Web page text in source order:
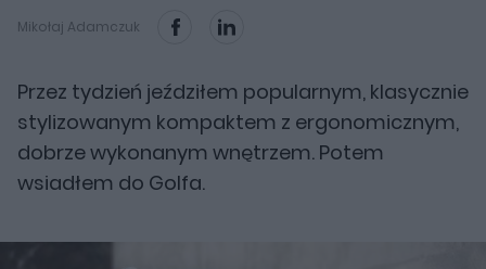
Mikołaj Adamczuk
Przez tydzień jeździłem popularnym, klasycznie
stylizowanym kompaktem z ergonomicznym,
dobrze wykonanym wnętrzem. Potem
wsiadłem do Golfa.